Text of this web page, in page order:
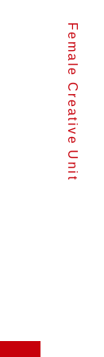
Female Creative Unit